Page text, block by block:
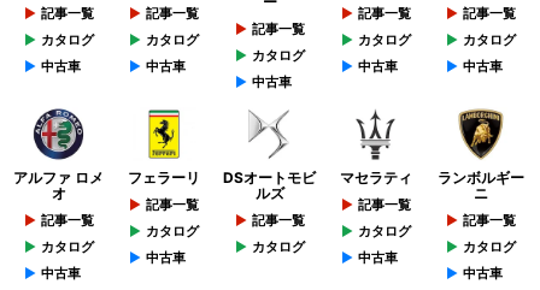
記事一覧
カタログ
中古車
記事一覧
カタログ
中古車
記事一覧
カタログ
中古車
記事一覧
カタログ
中古車
記事一覧
カタログ
中古車
アルファ ロメ
オ
記事一覧
カタログ
中古車
フェラーリ
記事一覧
カタログ
中古車
DSオートモビ
ルズ
記事一覧
カタログ
マセラティ
記事一覧
カタログ
中古車
ランボルギー
ニ
記事一覧
カタログ
中古車